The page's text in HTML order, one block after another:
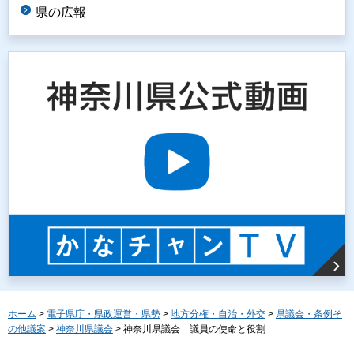
県の広報
ホーム > 電子県庁・県政運営・県勢 > 地方分権・自治・外交 > 県議会・条例そ
の他議案 > 神奈川県議会 > 神奈川県議会 議員の使命と役割